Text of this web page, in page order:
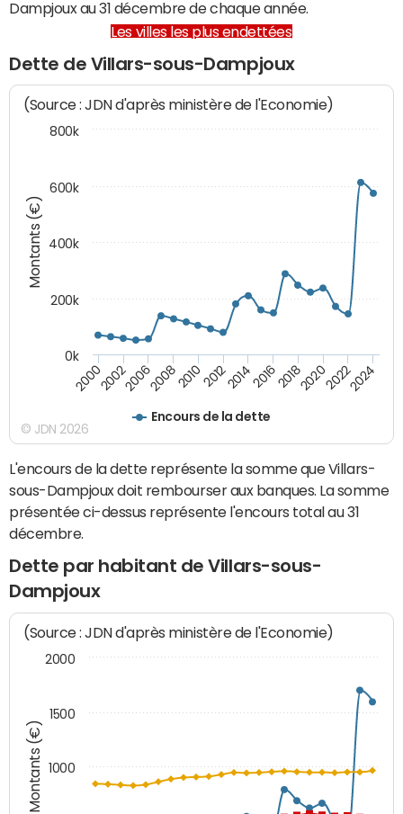
Dampjoux au 31 décembre de chaque année.
Les villes les plus endettées
Dette de Villars-sous-Dampjoux
Montants (€)
(Source : JDN d'après ministère de l'Economie)
Encours de la dette
200020022006200820102012201420162018202020222024
0k
200k
400k
600k
800k
© JDN 2026
L'encours de la dette représente la somme que Villars-
sous-Dampjoux doit rembourser aux banques. La somme
présentée ci-dessus représente l'encours total au 31
décembre.
Dette par habitant de Villars-sous-
Dampjoux
Montants (€)
(Source : JDN d'après ministère de l'Economie)
1000
1500
2000